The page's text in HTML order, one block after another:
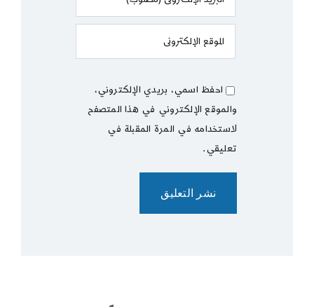
احفظ اسمي، بريدي الإلكتروني،
والموقع الإلكتروني في هذا المتصفح
لاستخدامه في المرة المقبلة في
تعليقي.